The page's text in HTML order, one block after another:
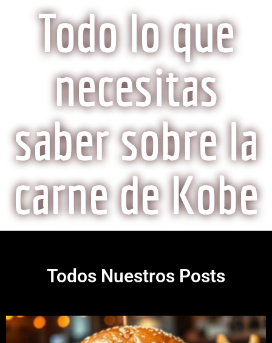
Todo lo que
necesitas
saber sobre la
carne de Kobe
Todos Nuestros Posts